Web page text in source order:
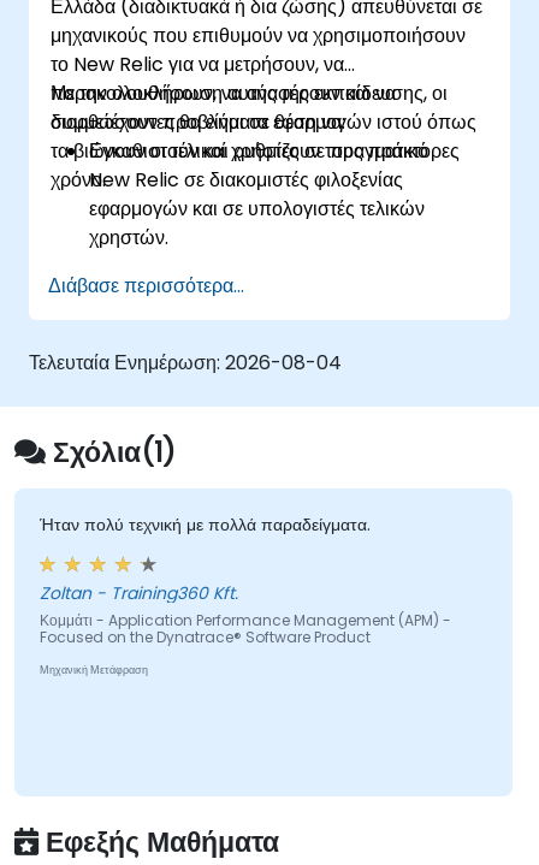
Ελλάδα (διαδικτυακά ή δια ζώσης) απευθύνεται σε
μηχανικούς που επιθυμούν να χρησιμοποιήσουν
το New Relic για να μετρήσουν, να
παρακολουθήσουν, να αναφέρουν και να
διορθώσουν προβλήματα εφαρμογών ιστού όπως
τα βιώνουν οι τελικοί χρήστες σε πραγματικό
χρόνο.
Με την ολοκλήρωση αυτής της εκπαίδευσης, οι
συμμετέχοντες θα είναι σε θέση να:
Εγκαθιστούν και ρυθμίζουν τους πράκτορες
New Relic σε διακομιστές φιλοξενίας
εφαρμογών και σε υπολογιστές τελικών
χρηστών.
ζητήματα απόδοσης εφαρμογών.
Διατηρούν υψηλά επίπεδα διαθεσιμότητας
υπηρεσιών εφαρμογών ιστού.
Εντοπίζουν και διορθώνουν ελαττωματικά API
που επιβραδύνουν την απόδοση μιας
εφαρμογής.
Μετρούν με ακρίβεια τον χρόνο απόκρισης
ευαίσθητων στον χρόνο εφαρμογών ιστού και
ιστοτόπων.
Παρακολουθούν λειτουργίες βάσεων
δεδομένων και βελτιώνουν τον χρόνο
απόκρισης ερωτημάτων.
Ρυθμίζουν ειδοποιήσεις για να ενημερώνονται
για προβλήματα σε πραγματικό χρόνο.
Διάβασε περισσότερα...
Τελευταία Ενημέρωση: 2026-08-04
Σχόλια(1)
Ήταν πολύ τεχνική με πολλά παραδείγματα.
Zoltan - Training360 Kft.
Κομμάτι - Application Performance Management (APM) -
Focused on the Dynatrace® Software Product
Μηχανική Μετάφραση
Εφεξής Μαθήματα